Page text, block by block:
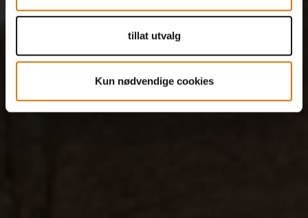
tillat utvalg
Kun nødvendige cookies